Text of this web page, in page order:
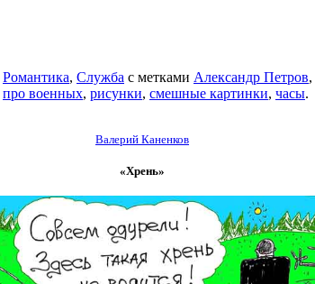
Романтика, Служба с метками Александр Петров,
про военных, рисунки, смешные картинки, часы.
Валерий Каненков
«Хрень»